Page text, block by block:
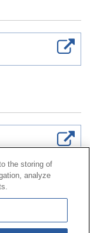
Comissió de
Sanitari
the storing of
analyze